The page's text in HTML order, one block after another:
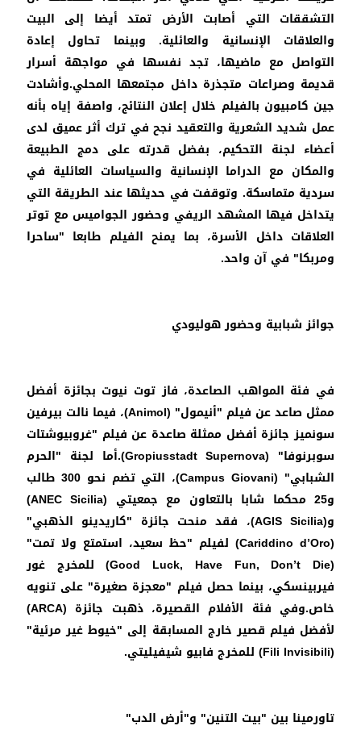
التشققات التي أصابت الأرض تمتد أيضا إلى البيت
والعلاقات الإنسانية والعائلية. وبينما تحاول إعادة
التواصل مع ماضيها، تجد نفسها في مواجهة أسرار
قديمة وصراعات متجذرة داخل مجتمعها المحلي.وأشادت
جين كامبيون بالفيلم خلال إعلان النتائج، واصفة إياه بأنه
عمل شديد الشعرية والتعقيد نجح في ترك أثر عميق لدى
أعضاء لجنة التحكيم، بفضل قدرته على دمج الطبيعة
والمكان مع الدراما الإنسانية والسياسات العائلية في
سردية متماسكة. وتوقفت في حديثها عند الطريقة التي
يتداخل فيها المشهد الريفي وحضور الجواميس مع توتر
العلاقات داخل الأسرة، بما يمنح الفيلم طابعا "ساحرا
ومربكا" في آن واحد.
جوائز شبابية وحضور هوليودي
في فئة المواهب الصاعدة، فاز توت نيوت بجائزة أفضل
ممثل صاعد عن فيلم "أنيمول" (
Animol)، فيما نالت بيرفين
سونميز جائزة أفضل ممثلة صاعدة عن فيلم "غروبيوشتات
سوبرنوفا" (
Gropiusstadt Supernova).أما لجنة "الحرم
الشبابي" (
Campus Giovani)، التي تضم نحو 300 طالب
و25 محكما شابا بالتعاون مع جمعيتي (
ANEC Sicilia)
و(
AGIS Sicilia)، فقد منحت جائزة "كاريدينو الذهبي"
(
Cariddino d’Oro) لفيلم "حظ سعيد، استمتع ولا تمت"
(
Good Luck, Have Fun, Don’t Die) للمخرج غور
فيربينسكي، بينما حصل فيلم "معجزة صغيرة" على تنويه
خاص.وفي فئة الأفلام القصيرة، ذهبت جائزة (
ARCA)
لأفضل فيلم قصير خارج المسابقة إلى "خيوط غير مرئية"
(Fili Invisibili) للمخرج فابيو شيفيليتي.
تاورمينا بين "بيت التنين" و"أرض الدب"